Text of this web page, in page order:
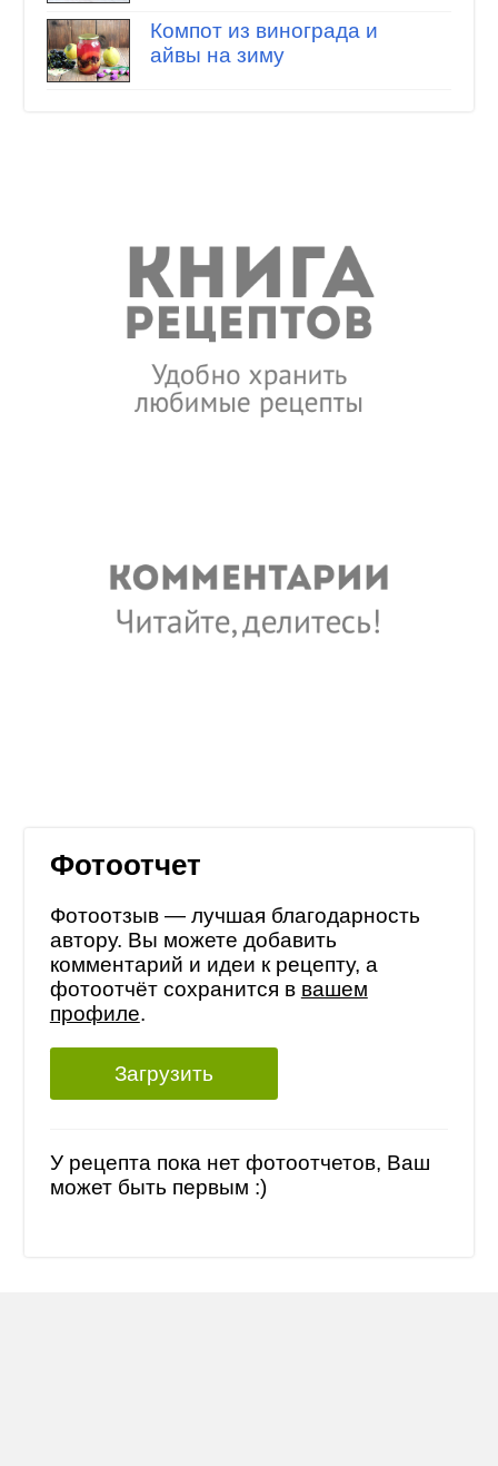
Компот из винограда и
айвы на зиму
Фотоотчет
Фотоотзыв — лучшая благодарность
автору. Вы можете добавить
комментарий и идеи к рецепту, а
фотоотчёт сохранится в вашем
профиле.
Загрузить
У рецепта пока нет фотоотчетов, Ваш
может быть первым :)